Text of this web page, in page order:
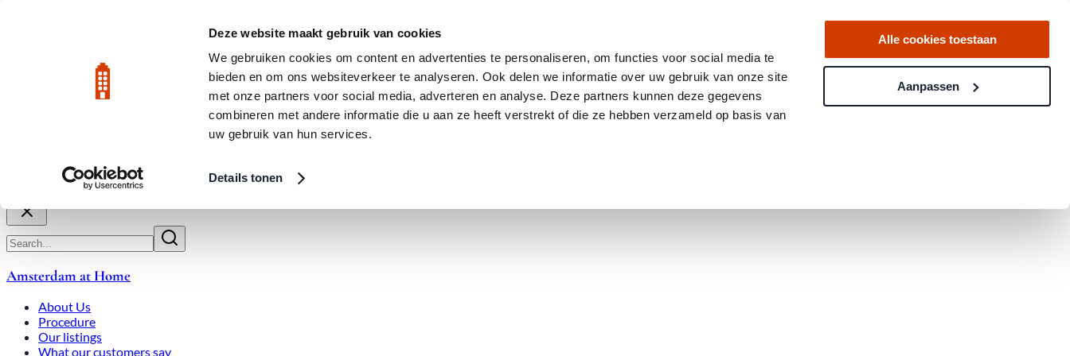
Deze website maakt gebruik van cookies
We gebruiken cookies om content en advertenties te personaliseren, om functies voor social media te
bieden en om ons websiteverkeer te analyseren. Ook delen we informatie over uw gebruik van onze site
met onze partners voor social media, adverteren en analyse. Deze partners kunnen deze gegevens
combineren met andere informatie die u aan ze heeft verstrekt of die ze hebben verzameld op basis van
uw gebruik van hun services.
Details tonen
Alle cookies toestaan
Aanpassen
Amsterdam at Home
About Us
Procedure
Our listings
What our customers say